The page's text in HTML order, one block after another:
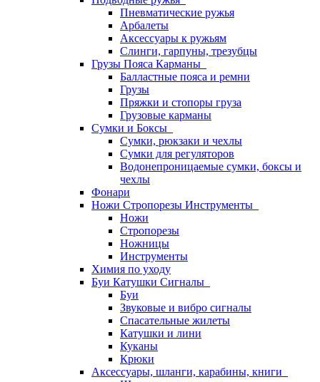
Пневматические ружья
Арбалеты
Аксессуары к ружьям
Слинги, гарпуны, трезубцы
Грузы Пояса Карманы
Балластные пояса и ремни
Грузы
Пряжки и стопоры груза
Грузовые карманы
Сумки и Боксы
Сумки, рюкзаки и чехлы
Сумки для регуляторов
Водонепроницаемые сумки, боксы и
чехлы
Фонари
Ножи Стропорезы Инструменты
Ножи
Стропорезы
Ножницы
Инструменты
Химия по уходу
Буи Катушки Сигналы
Буи
Звуковые и вибро сигналы
Спасательные жилеты
Катушки и лини
Куканы
Крюки
Аксессуары, шланги, карабины, книги